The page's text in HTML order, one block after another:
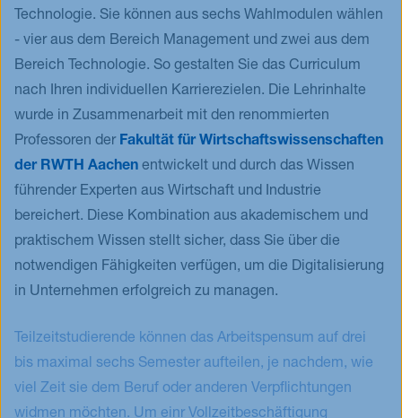
Technologie. Sie können aus sechs Wahlmodulen wählen
- vier aus dem Bereich Management und zwei aus dem
Bereich Technologie. So gestalten Sie das Curriculum
nach Ihren individuellen Karrierezielen. Die Lehrinhalte
wurde in Zusammenarbeit mit den renommierten
Professoren der Fakultät für Wirtschaftswissenschaften
der RWTH Aachen entwickelt und durch das Wissen
führender Experten aus Wirtschaft und Industrie
bereichert. Diese Kombination aus akademischem und
praktischem Wissen stellt sicher, dass Sie über die
notwendigen Fähigkeiten verfügen, um die Digitalisierung
in Unternehmen erfolgreich zu managen.
Teilzeitstudierende können das Arbeitspensum auf drei
bis maximal sechs Semester aufteilen, je nachdem, wie
viel Zeit sie dem Beruf oder anderen Verpflichtungen
widmen möchten. Um einr Vollzeitbeschäftigung